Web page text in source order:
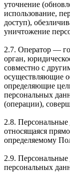
уточнение
использование,
доступ),
уничтожение
2.7. Оператор —
орган,
совместно с
осуществляющие
определяющие
персональных
(операции),
2.8.
относящаяся
определяемому
2.9.
персональных